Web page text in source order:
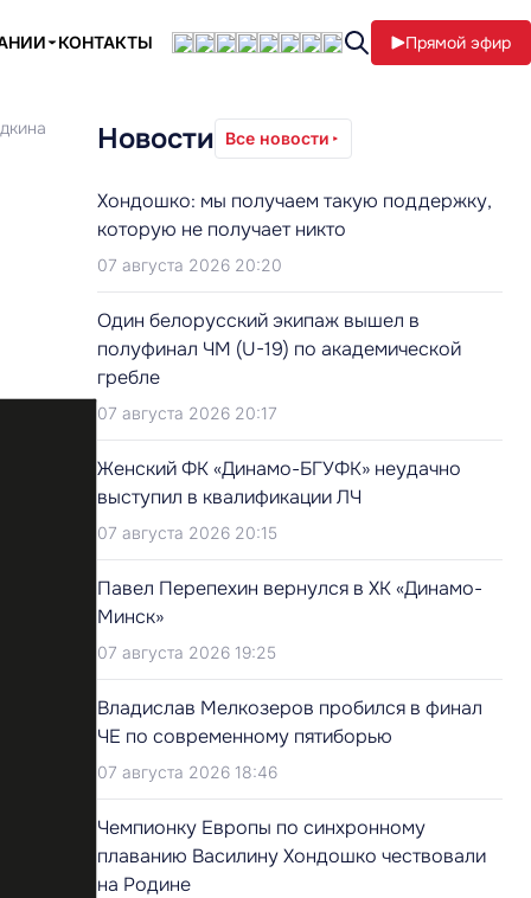
КОНТАКТЫ Прямой эфир
Новости Все новости
Хондошко: мы получаем такую поддержку,
которую не получает никто
07 августа 2026 20:20
Один белорусский экипаж вышел в
полуфинал ЧМ (U-19) по академической
гребле
07 августа 2026 20:17
Женский ФК «Динамо-БГУФК» неудачно
выступил в квалификации ЛЧ
07 августа 2026 20:15
Павел Перепехин вернулся в ХК «Динамо-
Минск»
07 августа 2026 19:25
Владислав Мелкозеров пробился в финал
ЧЕ по современному пятиборью
07 августа 2026 18:46
Чемпионку Европы по синхронному
плаванию Василину Хондошко чествовали
на Родине